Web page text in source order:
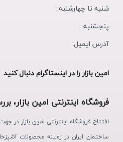
شنبه تا چهارشنبه:
پنجشنبه:
آدرس ایمیل:
امین بازار را در اینستاگرام دنبال کنید
فروشگاه اینترنتی امین بازار،
افتتاح فروشگاه اینترنتی امین بازار در
ساختمان ایران در زمینه محصولات